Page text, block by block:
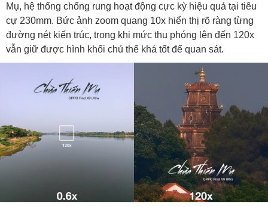
Mụ, hệ thống chống rung hoạt động cực kỳ hiệu quả tại tiêu
cự 230mm. Bức ảnh zoom quang 10x hiển thị rõ ràng từng
đường nét kiến trúc, trong khi mức thu phóng lên đến 120x
vẫn giữ được hình khối chủ thể khá tốt để quan sát.